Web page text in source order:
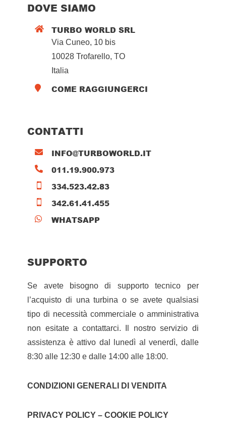
DOVE SIAMO
 TURBO WORLD SRL
Via Cuneo, 10 bis
10028 Trofarello, TO
Italia
 COME RAGGIUNGERCI
CONTATTI
 INFO@TURBOWORLD.IT
 011.19.900.973
 334.523.42.83
 342.61.41.455
 WHATSAPP
SUPPORTO
Se avete bisogno di supporto tecnico per
l’acquisto di una turbina o se avete qualsiasi
tipo di necessità commerciale o amministrativa
non esitate a contattarci. Il nostro servizio di
assistenza è attivo dal lunedì al venerdì, dalle
8:30 alle 12:30 e dalle 14:00 alle 18:00.
CONDIZIONI GENERALI DI VENDITA
PRIVACY POLICY – COOKIE POLICY